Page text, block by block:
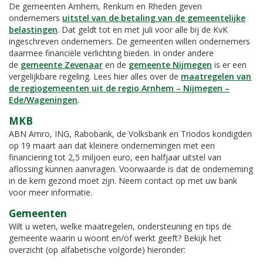
De gemeenten Arnhem, Renkum en Rheden geven
ondernemers uitstel van de betaling van de gemeentelijke
belastingen. Dat geldt tot en met juli voor alle bij de KvK
ingeschreven ondernemers. De gemeenten willen ondernemers
daarmee financiële verlichting bieden. In onder andere
de gemeente Zevenaar en de gemeente Nijmegen is er een
vergelijkbare regeling. Lees hier alles over de maatregelen van
de regiogemeenten uit de regio Arnhem – Nijmegen –
Ede/Wageningen.
MKB
ABN Amro, ING, Rabobank, de Volksbank en Triodos kondigden
op 19 maart aan dat kleinere ondernemingen met een
financiering tot 2,5 miljoen euro, een halfjaar uitstel van
aflossing kunnen aanvragen. Voorwaarde is dat de onderneming
in de kern gezond moet zijn. Neem contact op met uw bank
voor meer informatie.
Gemeenten
Wilt u weten, welke maatregelen, ondersteuning en tips de
gemeente waarin u woont en/of werkt geeft? Bekijk het
overzicht (op alfabetische volgorde) hieronder: